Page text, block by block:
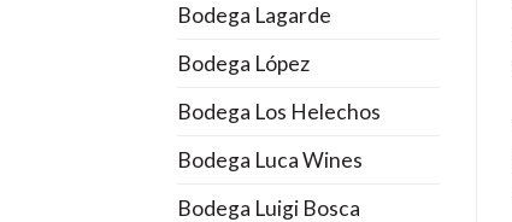
Bodega Lagarde
Bodega López
Bodega Los Helechos
Bodega Luca Wines
Bodega Luigi Bosca